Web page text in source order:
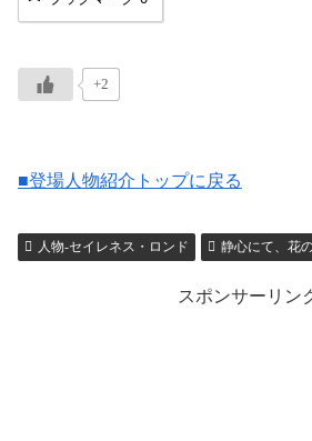
+2
■登場人物紹介トップに戻る
人物-セイレネス・ロンド 静心にて、花
スポンサーリン